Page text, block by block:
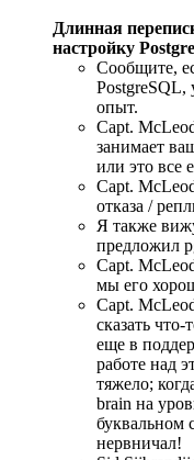
Длинная
настройку
Сообщите,
PostgreSQL,
опыт.
Capt.
занимает
или это все
Capt.
отказа /
Я также
предложил
Capt.
мы его
Capt.
сказать
еще в
работе над
тяжело;
brain на
буквальном
нервничал!